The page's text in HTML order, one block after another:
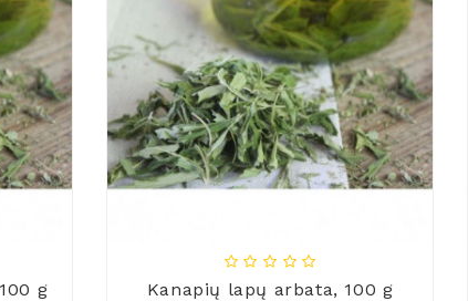
g
Kanapių lapų arbata, 100 g